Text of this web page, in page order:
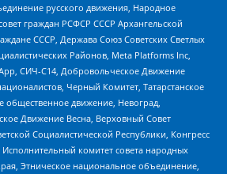
русского движения, Народное
граждан РСФСР СССР Архангельской
СССР, Держава Союз Советских Светлых
Районов, Meta Platforms Inc,
СИЧ-С14, Добровольческое Движение
Черный Комитет, Татарстанское
общественное движение, Невоград,
Движение Весна, Верховный Совет
Социалистической Республики, Конгресс
комитет совета народных
Этническое национальное объединение,